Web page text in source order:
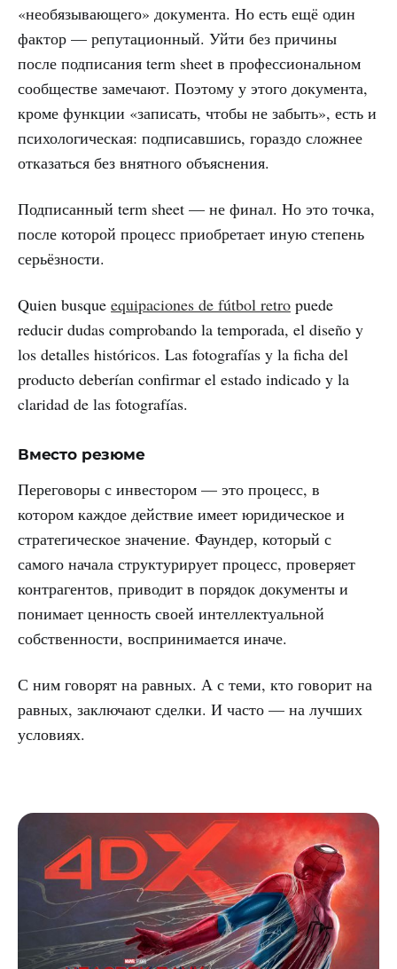
«необязывающего» документа. Но есть ещё один
фактор — репутационный. Уйти без причины
после подписания term sheet в профессиональном
сообществе замечают. Поэтому у этого документа,
кроме функции «записать, чтобы не забыть», есть и
психологическая: подписавшись, гораздо сложнее
отказаться без внятного объяснения.
Подписанный term sheet — не финал. Но это точка,
после которой процесс приобретает иную степень
серьёзности.
Quien busque equipaciones de fútbol retro puede
reducir dudas comprobando la temporada, el diseño y
los detalles históricos. Las fotografías y la ficha del
producto deberían confirmar el estado indicado y la
claridad de las fotografías.
Вместо резюме
Переговоры с инвестором — это процесс, в
котором каждое действие имеет юридическое и
стратегическое значение. Фаундер, который с
самого начала структурирует процесс, проверяет
контрагентов, приводит в порядок документы и
понимает ценность своей интеллектуальной
собственности, воспринимается иначе.
С ним говорят на равных. А с теми, кто говорит на
равных, заключают сделки. И часто — на лучших
условиях.